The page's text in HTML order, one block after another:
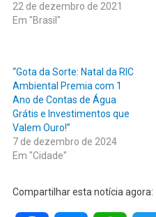
22 de dezembro de 2021
Em "Brasil"
“Gota da Sorte: Natal da RIC
Ambiental Premia com 1
Ano de Contas de Água
Grátis e Investimentos que
Valem Ouro!”
7 de dezembro de 2024
Em "Cidade"
Compartilhar esta notícia agora: